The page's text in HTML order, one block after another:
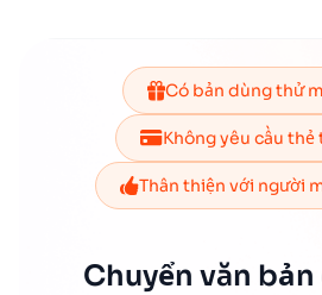
Có bản dùng thử
Không yêu cầu thẻ
Thân thiện với người
Chuyển văn